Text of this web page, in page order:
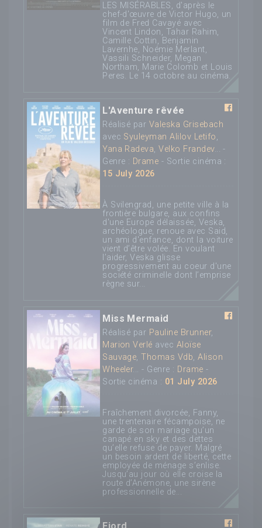
LES MISÉRABLES, d'après le
chef-d'œuvre de Victor Hugo, un
film de Fred Cavayé avec
Vincent Lindon, Tahar Rahim,
Camille Cottin, Benjamin
Lavernhe, Noémie Merlant,
Vassili Schneider, Megan
Northam, Marie Colomb et Louis
Peres​. Le 14 octobre au cinéma.
L'Aventure rêvée
Réalisé par Valeska Grisebach
avec Syuleyman Alilov Letifo,
Yana Radeva,Velko Frandev... -
Genre : Drame - Sortie cinéma :
15 July 2026
À Svilengrad, une petite ville à la
frontière bulgare, aux confins
d'une Europe délaissée, Veska,
archéologue, renoue avec Said,
un ami d'enfance, dont la voiture
vient d’être volée. En voulant
l’aider, Veska glisse
progressivement au coeur d'une
société criminelle dont l’emprise
règne sur...
Miss Mermaid
Réalisé par Pauline Brunner,
Marion Verlé avec Aloïse
Sauvage,Thomas Vdb,Alison
Wheeler... - Genre : Drame -
Sortie cinéma : 01 July 2026
Fraîchement divorcée, Fanny,
une trentenaire fécampoise, ne
garde de son mariage qu’un
canapé en sky et des dettes
qu’elle refuse de payer. Malgré
un besoin ardent de liberté, cette
employée de ménage s’enlise.
Jusqu’au jour où elle croise la
route d’Anémone, une sirène
professionnelle de...